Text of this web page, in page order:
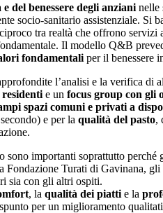
del benessere degli anziani nelle
socio-sanitario assistenziale. Si
tra realtà che offrono
Il modello Q&B
fondamentali per il benessere
l’analisi e la verifica di
e un focus group con gli
spazi comuni e privati a
e per la qualità del pasto,
importanti soprattutto perché
Fondazione Turati di Gavinana,
sia con gli altri ospiti.
, la qualità dei piatti e la
per un miglioramento